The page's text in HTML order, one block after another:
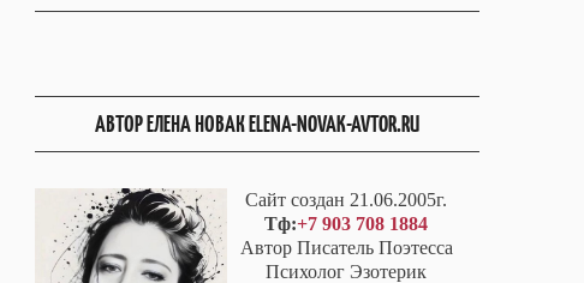
АВТОР ЕЛЕНА НОВАК ELENA-NOVAK-AVTOR.RU
Сайт создан 21.06.2005г.
Тф:+7 903 708 1884
Автор Писатель Поэтесса
Психолог Эзотерик